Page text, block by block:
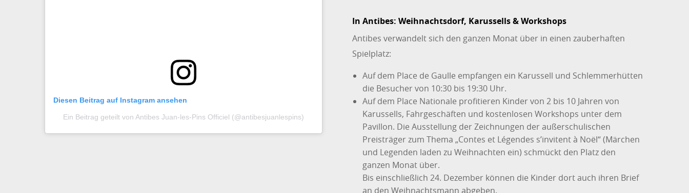
Diesen Beitrag auf Instagram ansehen
Ein Beitrag geteilt von Antibes Juan-les-Pins Officiel (@antibesjuanlespins)
In Antibes: Weihnachtsdorf, Karussells & Workshops
Antibes verwandelt sich den ganzen Monat über in einen zauberhaften
Spielplatz:
Auf dem Place de Gaulle empfangen ein Karussell und Schlemmerhütten
die Besucher von 10:30 bis 19:30 Uhr.
Auf dem Place Nationale profitieren Kinder von 2 bis 10 Jahren von
Karussells, Fahrgeschäften und kostenlosen Workshops unter dem
Pavillon. Die Ausstellung der Zeichnungen der außerschulischen
Preisträger zum Thema „Contes et Légendes s’invitent à Noël“ (Märchen
und Legenden laden zu Weihnachten ein) schmückt den Platz den
ganzen Monat über.
Bis einschließlich 24. Dezember können die Kinder dort auch ihren Brief
an den Weihnachtsmann abgeben.